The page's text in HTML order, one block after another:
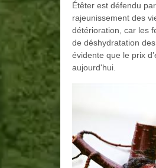
Étêter est défendu
rajeunissement des
détérioration, car les
de déshydratation
évidente que le prix
aujourd'hui.